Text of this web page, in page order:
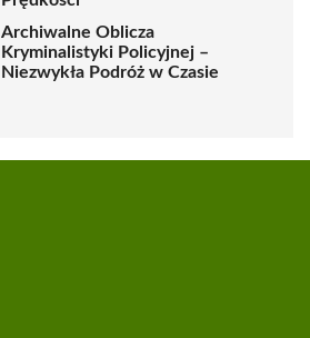
Archiwalne Oblicza
Kryminalistyki Policyjnej –
Niezwykła Podróż w Czasie